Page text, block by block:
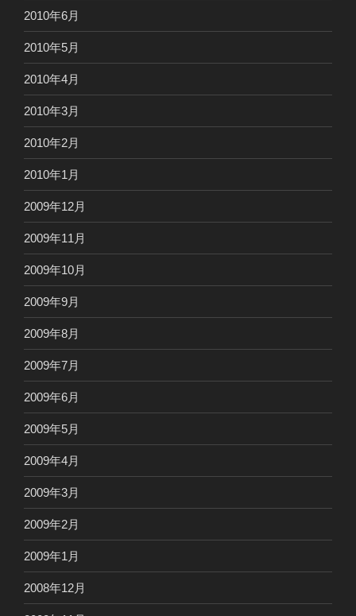
2010年6月
2010年5月
2010年4月
2010年3月
2010年2月
2010年1月
2009年12月
2009年11月
2009年10月
2009年9月
2009年8月
2009年7月
2009年6月
2009年5月
2009年4月
2009年3月
2009年2月
2009年1月
2008年12月